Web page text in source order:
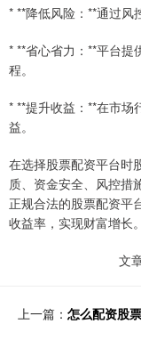
* **降低风险：**通过风
* **省心省力：**平台提
程。
* **提升收益：**在市场
益。
在选择股票配资平台时
质、资金安全、风控措
正规合法的股票配资平
收益率，实现财富增长。
文
上一篇： 怎么配资股